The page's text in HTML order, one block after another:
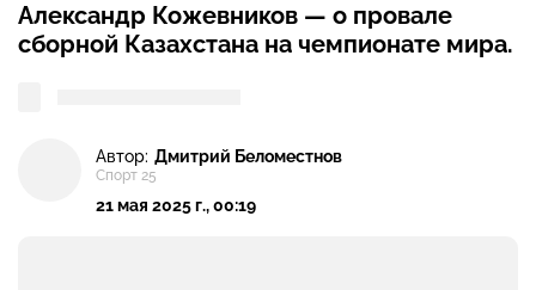
Александр Кожевников — о провале
сборной Казахстана на чемпионате мира.
Автор: Дмитрий Беломестнов
Спорт 25
21 мая 2025 г., 00:19